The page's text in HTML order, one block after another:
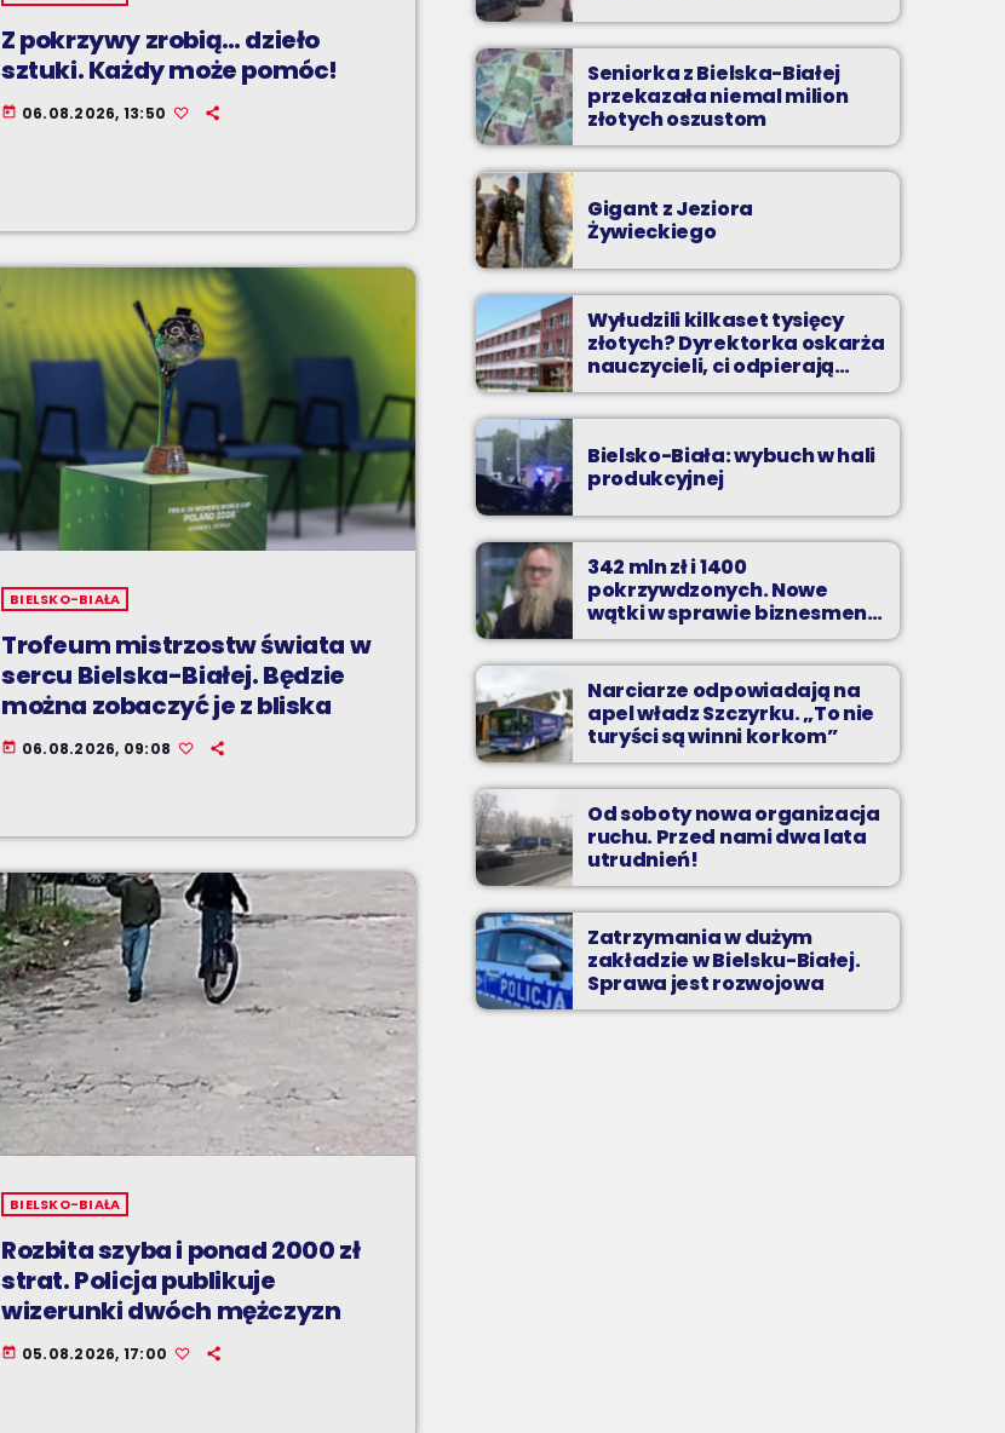
Z pokrzywy zrobią… dzieło
sztuki. Każdy może pomóc!
today 06.08.2026, 13:50
BIELSKO-BIAŁA
Trofeum mistrzostw świata w
sercu Bielska-Białej. Będzie
można zobaczyć je z bliska
today 06.08.2026, 09:08
BIELSKO-BIAŁA
Rozbita szyba i ponad 2000 zł
strat. Policja publikuje
wizerunki dwóch mężczyzn
today 05.08.2026, 17:00
Seniorka z Bielska-Białej
przekazała niemal milion
złotych oszustom
Gigant z Jeziora
Żywieckiego
Wyłudzili kilkaset tysięcy
złotych? Dyrektorka oskarża
nauczycieli, ci odpierają
zarzuty
Bielsko-Biała: wybuch w hali
produkcyjnej
342 mln zł i 1400
pokrzywdzonych. Nowe
wątki w sprawie biznesmena
z Bielska-Białej
Narciarze odpowiadają na
apel władz Szczyrku. „To nie
turyści są winni korkom”
Od soboty nowa organizacja
ruchu. Przed nami dwa lata
utrudnień!
Zatrzymania w dużym
zakładzie w Bielsku-Białej.
Sprawa jest rozwojowa